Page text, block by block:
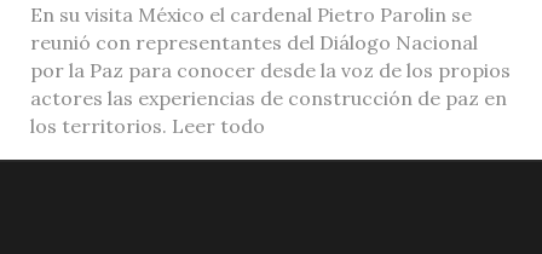
En su visita México el cardenal Pietro Parolin se
reunió con representantes del Diálogo Nacional
por la Paz para conocer desde la voz de los propios
actores las experiencias de construcción de paz en
los territorios. Leer todo